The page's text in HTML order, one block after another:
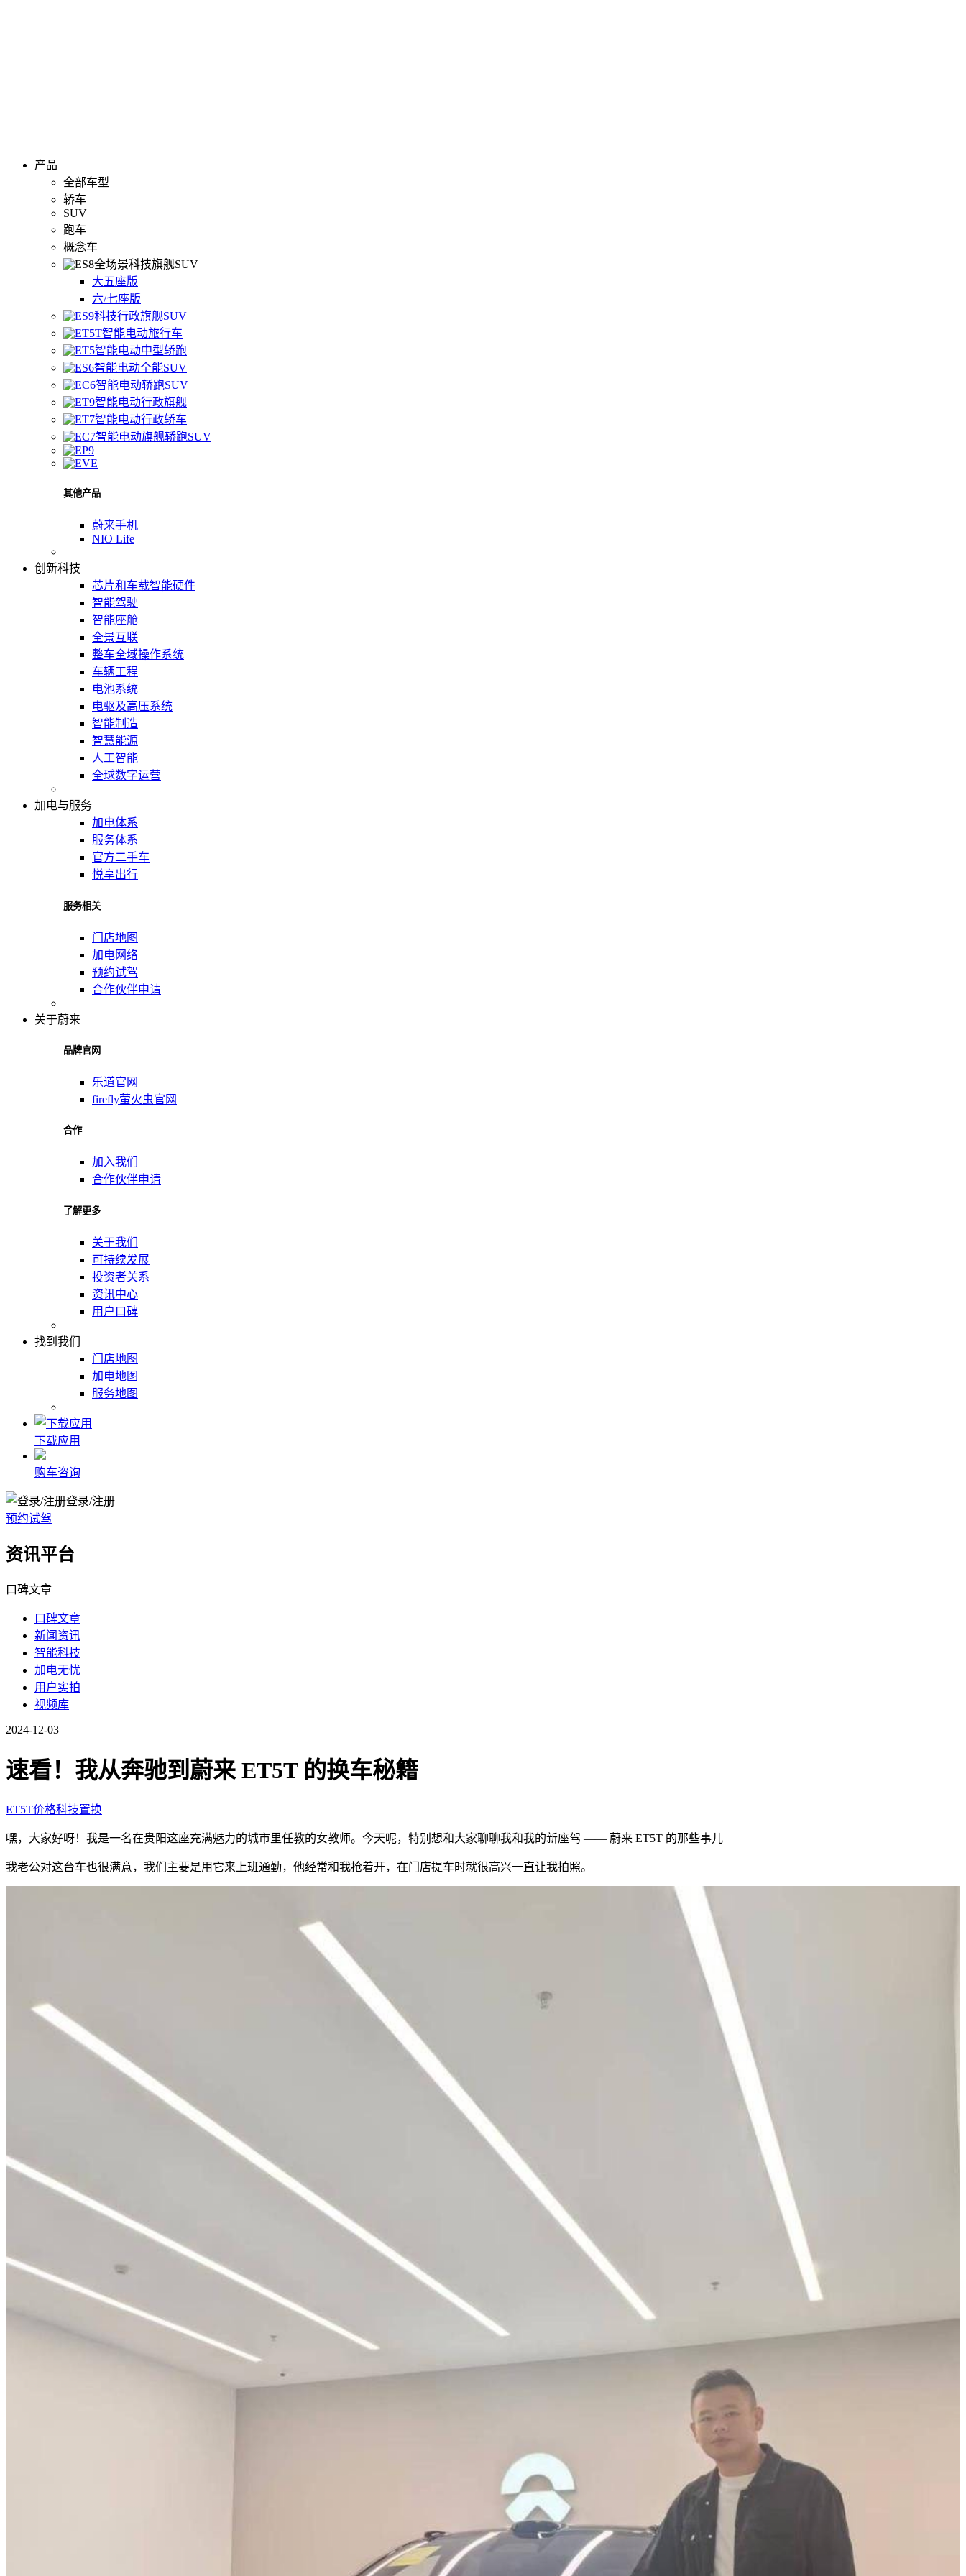
产品
全部车型
轿车
SUV
跑车
概念车
全场景科技旗舰SUV
大五座版
六/七座版
科技行政旗舰SUV
智能电动旅行车
智能电动中型轿跑
智能电动全能SUV
智能电动轿跑SUV
智能电动行政旗舰
智能电动行政轿车
智能电动旗舰轿跑SUV
其他产品
蔚来手机
NIO Life
创新科技
芯片和车载智能硬件
智能驾驶
智能座舱
全景互联
整车全域操作系统
车辆工程
电池系统
电驱及高压系统
智能制造
智慧能源
人工智能
全球数字运营
加电与服务
加电体系
服务体系
官方二手车
悦享出行
服务相关
门店地图
加电网络
预约试驾
合作伙伴申请
关于蔚来
品牌官网
乐道官网
firefly萤火虫官网
合作
加入我们
合作伙伴申请
了解更多
关于我们
可持续发展
投资者关系
资讯中心
用户口碑
找到我们
门店地图
加电地图
服务地图
下载应用
购车咨询
登录/注册
预约试驾
资讯平台
口碑文章
口碑文章
新闻资讯
智能科技
加电无忧
用户实拍
视频库
2024-12-03
速看！我从奔驰到蔚来 ET5T 的换车秘籍
ET5T价格科技置换
嘿，大家好呀！我是一名在贵阳这座充满魅力的城市里任教的女教师。今天呢，特别想和大家聊聊我和我的新座驾 —— 蔚来 ET5T 的那些事儿
我老公对这台车也很满意，我们主要是用它来上班通勤，他经常和我抢着开，在门店提车时就很高兴一直让我拍照。